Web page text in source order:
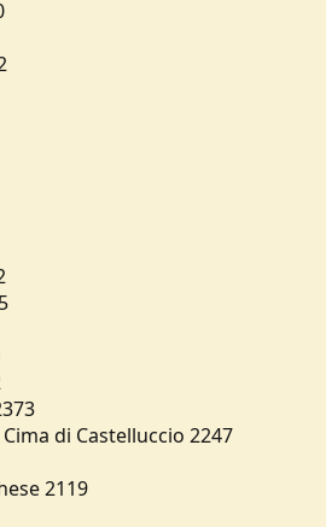
di Castelluccio 2247
2119